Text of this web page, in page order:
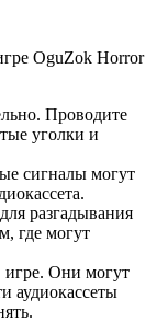
OguZok Horror
Проводите
уголки и
сигналы могут
разгадывания
где могут
игре. Они могут
аудиокассеты